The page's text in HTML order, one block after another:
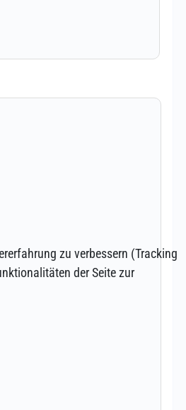
zu verbessern (Tracking
der Seite zur